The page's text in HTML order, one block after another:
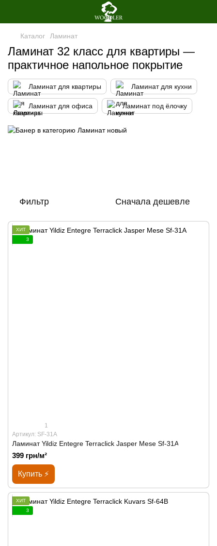
Каталог Ламинат
Ламинат 32 класс для квартиры —
практичное напольное покрытие
Ламинат для квартиры Ламинат для кухни
Ламинат для офиса Ламинат под ёлочку
Фильтр Сначала дешевле
ХИТ
3
1
Артикул: SF-31A
Ламинат Yildiz Entegre Terraclick Jasper Mese Sf-31A
399 грн/м²
Купить ⚡
ХИТ
3